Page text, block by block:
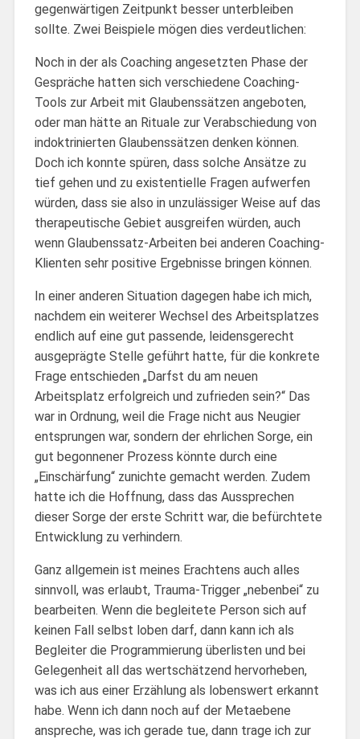
gegenwärtigen Zeitpunkt besser unterbleiben
sollte. Zwei Beispiele mögen dies verdeutlichen:
Noch in der als Coaching angesetzten Phase der
Gespräche hatten sich verschiedene Coaching-
Tools zur Arbeit mit Glaubenssätzen angeboten,
oder man hätte an Rituale zur Verabschiedung von
indoktrinierten Glaubenssätzen denken können.
Doch ich konnte spüren, dass solche Ansätze zu
tief gehen und zu existentielle Fragen aufwerfen
würden, dass sie also in unzulässiger Weise auf das
therapeutische Gebiet ausgreifen würden, auch
wenn Glaubenssatz-Arbeiten bei anderen Coaching-
Klienten sehr positive Ergebnisse bringen können.
In einer anderen Situation dagegen habe ich mich,
nachdem ein weiterer Wechsel des Arbeitsplatzes
endlich auf eine gut passende, leidensgerecht
ausgeprägte Stelle geführt hatte, für die konkrete
Frage entschieden „Darfst du am neuen
Arbeitsplatz erfolgreich und zufrieden sein?“ Das
war in Ordnung, weil die Frage nicht aus Neugier
entsprungen war, sondern der ehrlichen Sorge, ein
gut begonnener Prozess könnte durch eine
„Einschärfung“ zunichte gemacht werden. Zudem
hatte ich die Hoffnung, dass das Aussprechen
dieser Sorge der erste Schritt war, die befürchtete
Entwicklung zu verhindern.
Ganz allgemein ist meines Erachtens auch alles
sinnvoll, was erlaubt, Trauma-Trigger „nebenbei“ zu
bearbeiten. Wenn die begleitete Person sich auf
keinen Fall selbst loben darf, dann kann ich als
Begleiter die Programmierung überlisten und bei
Gelegenheit all das wertschätzend hervorheben,
was ich aus einer Erzählung als lobenswert erkannt
habe. Wenn ich dann noch auf der Metaebene
anspreche, was ich gerade tue, dann trage ich zur